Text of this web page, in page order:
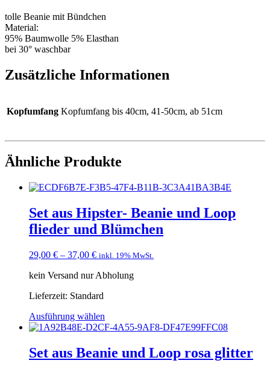
tolle Beanie mit Bündchen
Material:
95% Baumwolle 5% Elasthan
bei 30° waschbar
Zusätzliche Informationen
Kopfumfang Kopfumfang bis 40cm, 41-50cm, ab 51cm
Ähnliche Produkte
Set aus Hipster- Beanie und Loop
flieder und Blümchen
29,00 € – 37,00 € inkl. 19% MwSt.
kein Versand nur Abholung
Lieferzeit: Standard
Ausführung wählen
Set aus Beanie und Loop rosa glitter